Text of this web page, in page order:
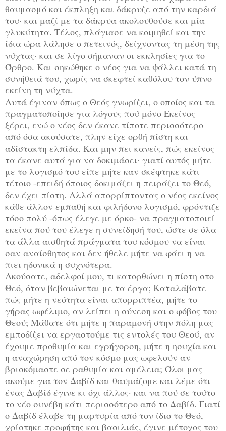
θαυμασμό και έκπληξη και δάκρυζε από την καρδιά
του· και μαζί με τα δάκρυα ακολουθούσε και μία
γλυκύτητα. Τέλος, πλάγιασε να κοιμηθεί και την
ίδια ώρα λάλησε ο πετεινός, δείχνοντας τη μέση της
νύχτας· και σε λίγο σήμαναν οι εκκλησίες για το
Όρθρο. Και σηκώθηκε ο νέος για να ψάλλει κατά τη
συνήθειά του, χωρίς να σκεφτεί καθόλου τον ύπνο
εκείνη τη νύχτα.
Αυτά έγιναν όπως ο Θεός γνωρίζει, ο οποίος και τα
πραγματοποίησε για λόγους πού μόνο Εκείνος
ξέρει, ενώ ο νέος δεν έκανε τίποτε περισσότερο
από όσα ακούσατε, πλην είχε ορθή πίστη και
αδίστακτη ελπίδα. Και μην πει κανείς, πώς εκείνος
τα έκανε αυτά για να δοκιμάσει· γιατί αυτός μήτε
με το λογισμό του είπε μήτε καν σκέφτηκε κάτι
τέτοιο -επειδή όποιος δοκιμάζει η πειράζει το Θεό,
δεν έχει πίστη. Αλλά απορρίπτοντας ο νέος εκείνος
κάθε άλλον εμπαθή και φιλήδονο λογισμό, φρόντιζε
τόσο πολύ -όπως έλεγε με όρκο- να πραγματοποιεί
εκείνα πού του έλεγε η συνείδησή του, ώστε σε όλα
τα άλλα αισθητά πράγματα του κόσμου να είναι
σαν αναίσθητος και δεν ήθελε μήτε να φάει η να
πιει ηδονικά η συχνότερα.
Ακούσατε, αδελφοί μου, τι κατορθώνει η πίστη στο
Θεό, όταν βεβαιώνεται με τα έργα; Καταλάβατε
πώς μήτε η νεότητα είναι απορριπτέα, μήτε το
γήρας ωφέλιμο, αν λείπει η σύνεση και ο φόβος του
Θεού; Μάθατε ότι μήτε η παραμονή στην πόλη μας
εμποδίζει να εργαστούμε τις εντολές του Θεού, αν
έχουμε προθυμία και εγρήγορση, μήτε η ησυχία και
η αναχώρηση από τον κόσμο μας ωφελούν αν
βρισκόμαστε σε ραθυμία και αμέλεια; Όλοι μας
ακούμε για τον Δαβίδ και θαυμάζομε και λέμε ότι
ένας Δαβίδ έγινε κι όχι άλλος· και να πού σε τούτο
το νέο συνέβη κάτι περισσότερο από το Δαβίδ. Γιατί
ο Δαβίδ έλαβε τη μαρτυρία από τον ίδιο το Θεό,
χρίστηκε προφήτης και βασιλιάς, έγινε μέτοχος του